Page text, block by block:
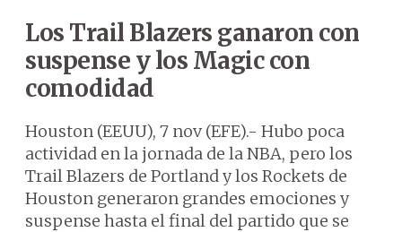
Los Trail Blazers ganaron con
suspense y los Magic con
comodidad
Houston (EEUU), 7 nov (EFE).- Hubo poca
actividad en la jornada de la NBA, pero los
Trail Blazers de Portland y los Rockets de
Houston generaron grandes emociones y
suspense hasta el final del partido que se